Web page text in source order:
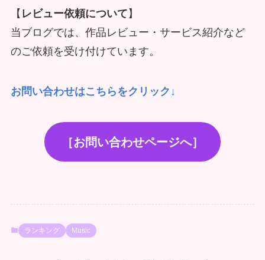
【 レビュー依頼について 】
当ブログでは、作品レビュー・サービス紹介など
のご依頼を受け付けています。
お問い合わせはこちらをクリック↓
［お問い合わせページへ］
ランキング Music